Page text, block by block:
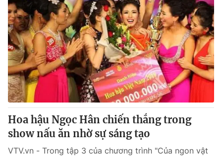
Hoa hậu Ngọc Hân chiến thắng trong
show nấu ăn nhờ sự sáng tạo
VTV.vn - Trong tập 3 của chương trình "Của ngon vật